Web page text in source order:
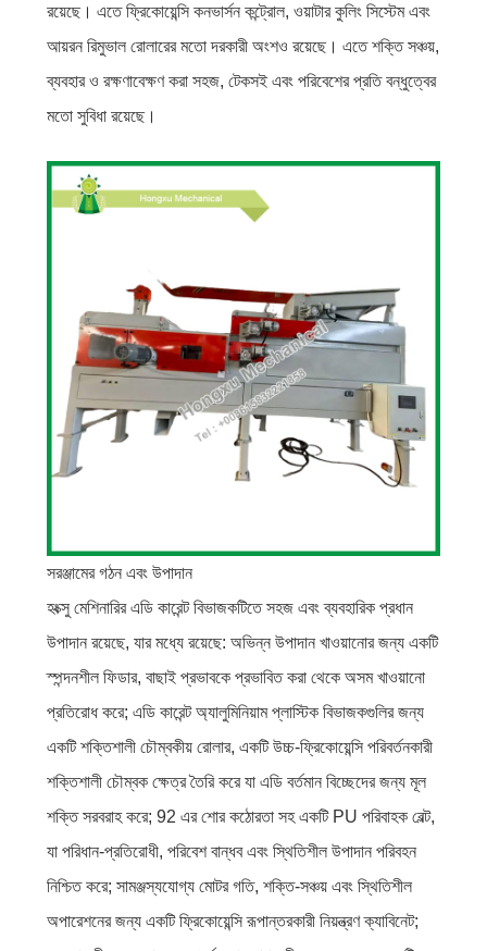
রয়েছে। এতে ফ্রিকোয়েন্সি কনভার্সন কন্ট্রোল, ওয়াটার কুলিং সিস্টেম এবং
আয়রন রিমুভাল রোলারের মতো দরকারী অংশও রয়েছে। এতে শক্তি সঞ্চয়,
ব্যবহার ও রক্ষণাবেক্ষণ করা সহজ, টেকসই এবং পরিবেশের প্রতি বন্ধুত্বের
মতো সুবিধা রয়েছে।
সরঞ্জামের গঠন এবং উপাদান
হংক্সু মেশিনারির এডি কারেন্ট বিভাজকটিতে সহজ এবং ব্যবহারিক প্রধান
উপাদান রয়েছে, যার মধ্যে রয়েছে: অভিন্ন উপাদান খাওয়ানোর জন্য একটি
স্পন্দনশীল ফিডার, বাছাই প্রভাবকে প্রভাবিত করা থেকে অসম খাওয়ানো
প্রতিরোধ করে; এডি কারেন্ট অ্যালুমিনিয়াম প্লাস্টিক বিভাজকগুলির জন্য
একটি শক্তিশালী চৌম্বকীয় রোলার, একটি উচ্চ-ফ্রিকোয়েন্সি পরিবর্তনকারী
শক্তিশালী চৌম্বক ক্ষেত্র তৈরি করে যা এডি বর্তমান বিচ্ছেদের জন্য মূল
শক্তি সরবরাহ করে; 92 এর শোর কঠোরতা সহ একটি PU পরিবাহক বেল্ট,
যা পরিধান-প্রতিরোধী, পরিবেশ বান্ধব এবং স্থিতিশীল উপাদান পরিবহন
নিশ্চিত করে; সামঞ্জস্যযোগ্য মোটর গতি, শক্তি-সঞ্চয় এবং স্থিতিশীল
অপারেশনের জন্য একটি ফ্রিকোয়েন্সি রূপান্তরকারী নিয়ন্ত্রণ ক্যাবিনেট;